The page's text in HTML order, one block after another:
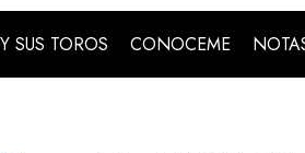
SUS TOROS CONOCEME